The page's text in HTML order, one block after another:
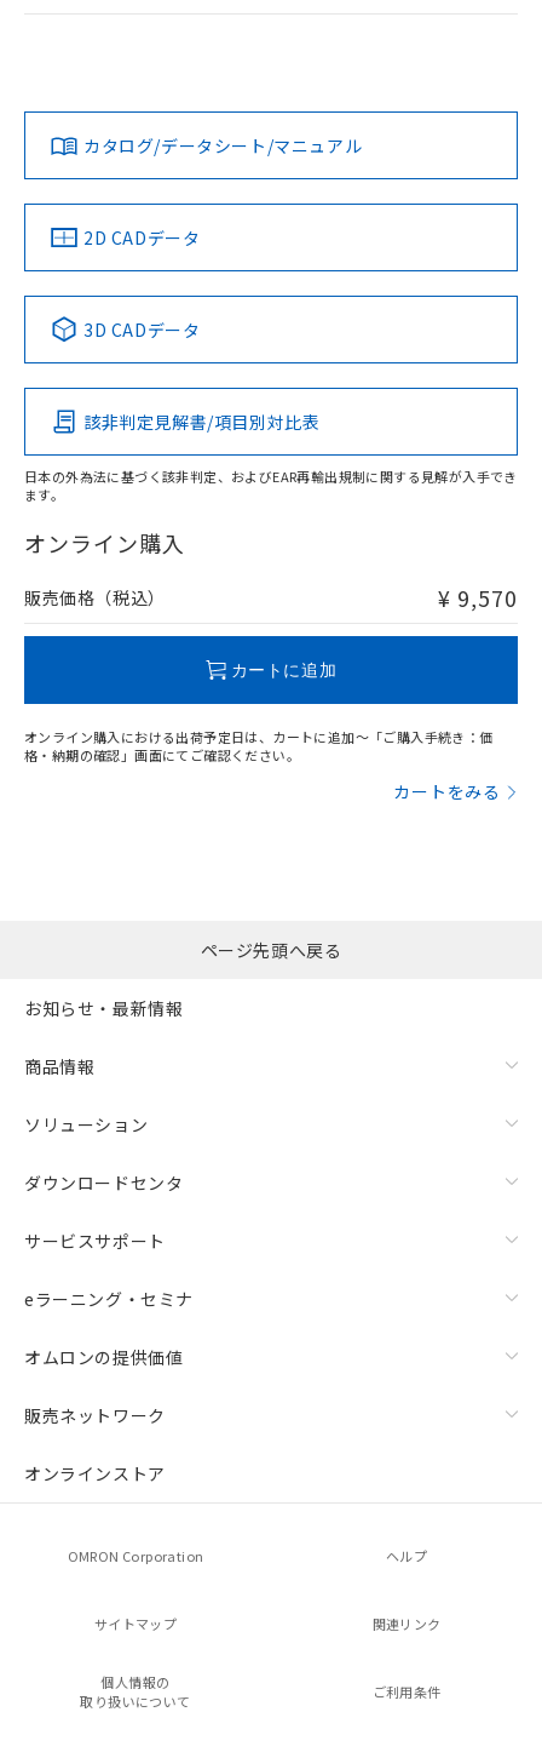
上、n: 12mm以上
検出領域
漏れ電流特性
ログイン/会員登録
ダウンロードデータをご利用いただく前に、以下を必ずお読
みください。
ソフトウェアの使用条件
EU RoHS 注意事項・凡例
対応済み
中国 RoHS 注意事項・凡例
Pb Hg Cd Cr(VI)
O
在庫等で未対応品が混在する可能性があります。
問い合わせください。
LR型式承認
（イギリス
船舶規格）
DNV型式承認
（ノルウェー
BV型式承認
（フランス
KR型式
（韓国
No No No No
この製品の規格認証/適合状況ページへ
その他の認証はこちらのページからご検索ください
カタログ/データシート/マニュアル
2D CADデータ
3D CADデータ
該非判定見解書/項目別対比表
日本の外為法に基づく該非判定、およびEAR再輸出規制に関する見解が入手でき
ます。
オンライン購入
販売価格（税込） ¥ 9,570
カートに追加
オンライン購入における出荷予定日は、カートに追加～「ご購入手続き：価
格・納期の確認」画面にてご確認ください。
カートをみる
ページ先頭へ戻る
お知らせ・最新情報
商品情報
ソリューション
ダウンロードセンタ
サービスサポート
eラーニング・セミナ
オムロンの提供価値
販売ネットワーク
オンラインストア
OMRON Corporation ヘルプ
サイトマップ 関連リンク
個人情報の
取り扱いについて
ご利用条件